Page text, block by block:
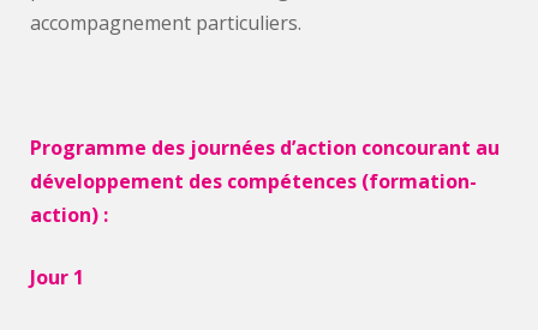
accompagnement particuliers.
Programme des journées d’action concourant au
développement des compétences (formation-
action) :
Jour 1